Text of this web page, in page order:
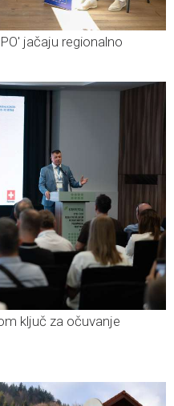
jačaju regionalno
ključ za očuvanje